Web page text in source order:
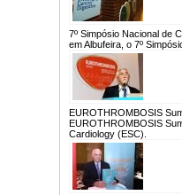
7º Simpósio Nacional de
em Albufeira, o 7º
EUROTHROMBOSIS
EUROTHROMBOSIS
Cardiology (ESC).